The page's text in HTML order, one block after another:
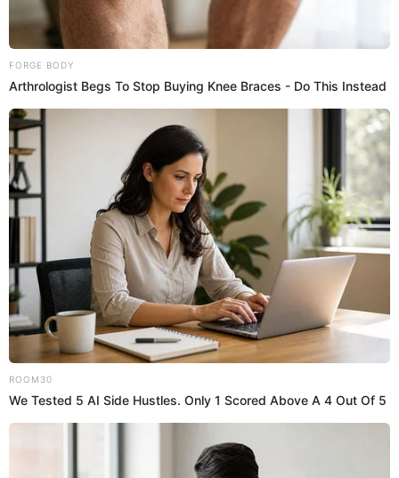
Para la masa:
1. En un bowl mezcla los huevos, la harina y la
leche. Agrega un poco de sal y nuez moscada.
Llévalo al refrigerador por 30 minutos.
2. Vierte un poco de mantequilla en la sartén, deja
que se derrita y vierte la mezcla. Cocina por ambos
3. En una fuente, coloca la salsa de tomate. Reserva.
4. Toma un panqueque y rellénalo con queso y la
primera mezcla. Enróllalo y colócalo sobre la fuente.
5. Agrega otra capa de salsa de tomate y después
una capa de panqueques, hasta finalizar.
6. Vierte la salsa blanca, queso rallado y orégano.
Llévalo al horno a gratinar a 180 °C de 20 a 25
minutos.